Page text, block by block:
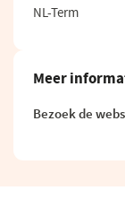
NL-Term
Meer
Bezoek de